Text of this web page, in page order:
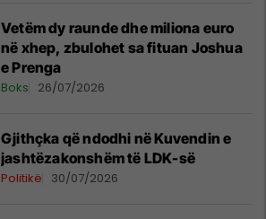
Vetëm dy raunde dhe miliona euro
në xhep, zbulohet sa fituan Joshua
e Prenga
Boks 26/07/2026
Gjithçka që ndodhi në Kuvendin e
jashtëzakonshëm të LDK-së
Politikë 30/07/2026